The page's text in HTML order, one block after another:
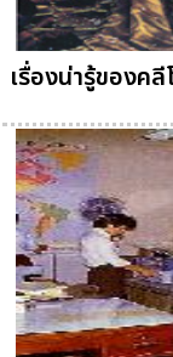
เรื่องน่ารู้ของค